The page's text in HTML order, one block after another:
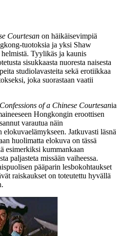
Courtesan on häikäisevimpiä
tuotoksia ja yksi Shaw
Tyylikäs ja kaunis
sisukkaasta nuoresta naisesta
studiolavasteita sekä erotiikkaa
joka suorastaan vaatii
of a Chinese Courtesania
Hongkongin eroottisen
varautua näin
Jatkuvasti läsnä
huolimatta elokuva on tässä
esimerkiksi kummankaan
paljasteta missään vaiheessa.
pääparin lesbokohtaukset
raiskaukset on toteutettu hyvällä